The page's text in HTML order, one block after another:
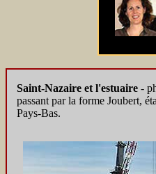
Saint-Nazaire et l'estuaire -
passant par la forme Joubert,
Pays-Bas.